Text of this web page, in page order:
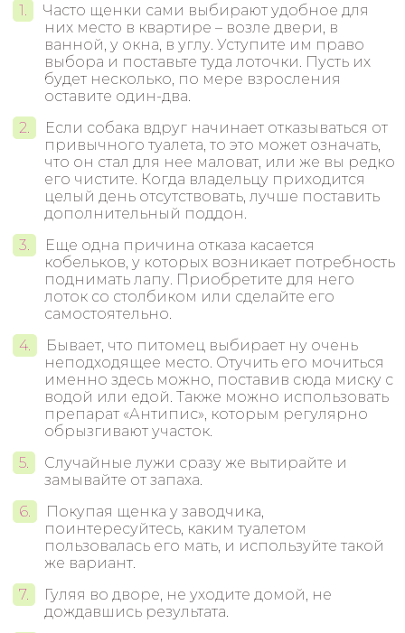
Часто щенки сами выбирают удобное для
них место в квартире – возле двери, в
ванной, у окна, в углу. Уступите им право
выбора и поставьте туда лоточки. Пусть их
будет несколько, по мере взросления
оставите один-два.
Если собака вдруг начинает отказываться от
привычного туалета, то это может означать,
что он стал для нее маловат, или же вы редко
его чистите. Когда владельцу приходится
целый день отсутствовать, лучше поставить
дополнительный поддон.
Еще одна причина отказа касается
кобельков, у которых возникает потребность
поднимать лапу. Приобретите для него
лоток со столбиком или сделайте его
самостоятельно.
Бывает, что питомец выбирает ну очень
неподходящее место. Отучить его мочиться
именно здесь можно, поставив сюда миску с
водой или едой. Также можно использовать
препарат «Антипис», которым регулярно
обрызгивают участок.
Случайные лужи сразу же вытирайте и
замывайте от запаха.
Покупая щенка у заводчика,
поинтересуйтесь, каким туалетом
пользовалась его мать, и используйте такой
же вариант.
Гуляя во дворе, не уходите домой, не
дождавшись результата.